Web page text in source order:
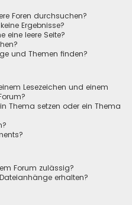
Foren durchsuchen?
Ergebnisse?
eine leere Seite?
und Themen finden?
Lesezeichen und einem
Thema setzen oder ein Thema
Forum zulässig?
erhalten?